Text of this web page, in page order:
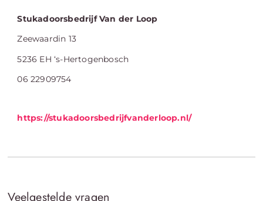
Stukadoorsbedrijf Van der Loop
Zeewaardin 13
5236 EH ‘s-Hertogenbosch
06 22909754
https://stukadoorsbedrijfvanderloop.nl/
Veelgestelde vragen